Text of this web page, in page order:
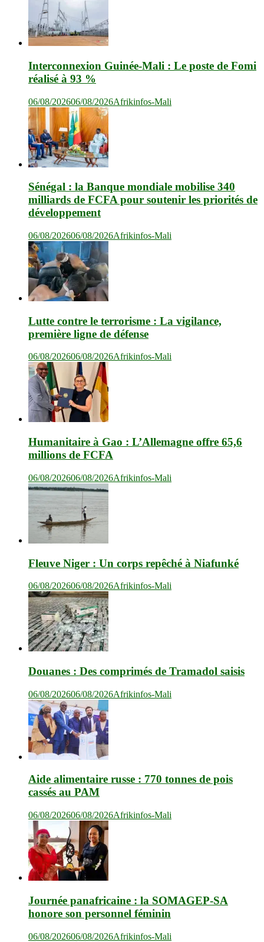
Interconnexion Guinée-Mali : Le poste de Fomi
réalisé à 93 %
06/08/202606/08/2026Afrikinfos-Mali
Sénégal : la Banque mondiale mobilise 340
milliards de FCFA pour soutenir les priorités de
développement
06/08/202606/08/2026Afrikinfos-Mali
Lutte contre le terrorisme : La vigilance,
première ligne de défense
06/08/202606/08/2026Afrikinfos-Mali
Humanitaire à Gao : L’Allemagne offre 65,6
millions de FCFA
06/08/202606/08/2026Afrikinfos-Mali
Fleuve Niger : Un corps repêché à Niafunké
06/08/202606/08/2026Afrikinfos-Mali
Douanes : Des comprimés de Tramadol saisis
06/08/202606/08/2026Afrikinfos-Mali
Aide alimentaire russe : 770 tonnes de pois
cassés au PAM
06/08/202606/08/2026Afrikinfos-Mali
Journée panafricaine : la SOMAGEP-SA
honore son personnel féminin
06/08/202606/08/2026Afrikinfos-Mali